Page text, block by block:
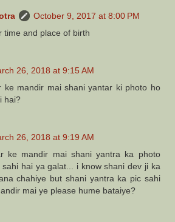
October 9, 2017 at 8:00 PM
time and place of birth
26, 2018 at 9:15 AM
ke mandir mai shani yantar ki photo ho
hai?
26, 2018 at 9:19 AM
ke mandir mai shani yantra ka photo
hai ya galat... i know shani dev ji ka
chahiye but shani yantra ka pic sahi
mai ye please hume bataiye?